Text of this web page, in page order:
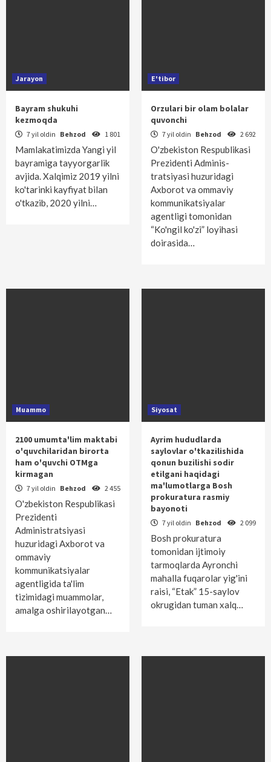
Jarayon
Bayram shukuhi
kezmoqda
7 yil oldin Behzod 1 801
Mamlakatimizda Yangi yil
bayramiga tayyorgarlik
avjida. Xalqimiz 2019 yilni
ko'tarinki kayfiyat bilan
o'tkazib, 2020 yilni…
E'tibor
Orzulari bir olam bolalar
quvonchi
7 yil oldin Behzod 2 692
O'zbekiston Respublikasi
Prezidenti Adminis­
tratsiyasi huzuridagi
Axborot va ommaviy
kommunikatsiyalar
agentligi tomonidan
“Ko'ngil ko'zi” loyihasi
doirasida…
Muammo
2100 umumta'lim maktabi
o'quvchilaridan birorta
ham o'quvchi OTMga
kirmagan
7 yil oldin Behzod 2 455
O'zbekiston Respublikasi
Prezidenti
Administratsiyasi
huzuridagi Axborot va
ommaviy
kommunikatsiyalar
agentligida ta'lim
tizimidagi muammolar,
amalga oshirilayotgan…
Siyosat
Ayrim hududlarda
saylovlar o'tkazilishida
qonun buzilishi sodir
etilgani haqidagi
ma'lumotlarga Bosh
prokuratura rasmiy
bayonoti
7 yil oldin Behzod 2 099
Bosh prokuratura
tomonidan ijtimoiy
tarmoqlarda Ayronchi
mahalla fuqarolar yig'ini
raisi, “Etak” 15-saylov
okrugidan tuman xalq…